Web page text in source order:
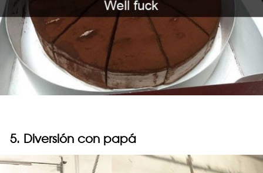
5. Diversión con papá